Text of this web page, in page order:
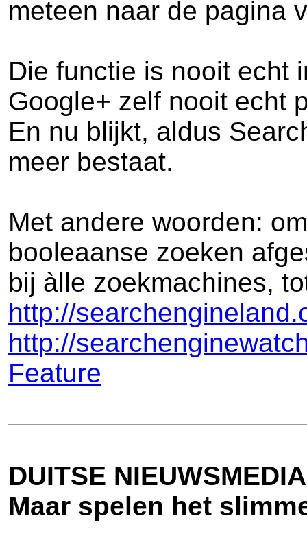
meteen naar de pagina
Die functie is nooit echt
Google+ zelf nooit echt
En nu blijkt, aldus
meer bestaat.
Met andere woorden:
booleaanse zoeken
bij àlle zoekmachines,
http://
http://
Feature
DUITSE
Maar spelen het